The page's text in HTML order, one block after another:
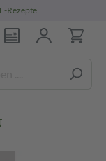
Rezepte